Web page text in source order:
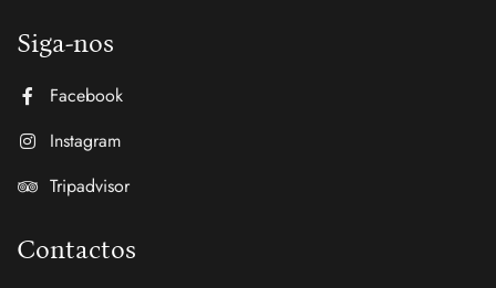
Siga-nos
Facebook
Instagram
Tripadvisor
Contactos